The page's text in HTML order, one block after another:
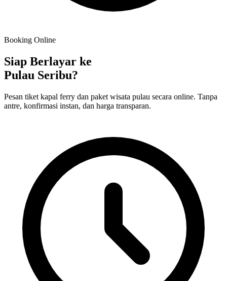
Booking Online
Siap Berlayar ke
Pulau Seribu?
Pesan tiket kapal ferry dan paket wisata pulau secara online. Tanpa
antre, konfirmasi instan, dan harga transparan.